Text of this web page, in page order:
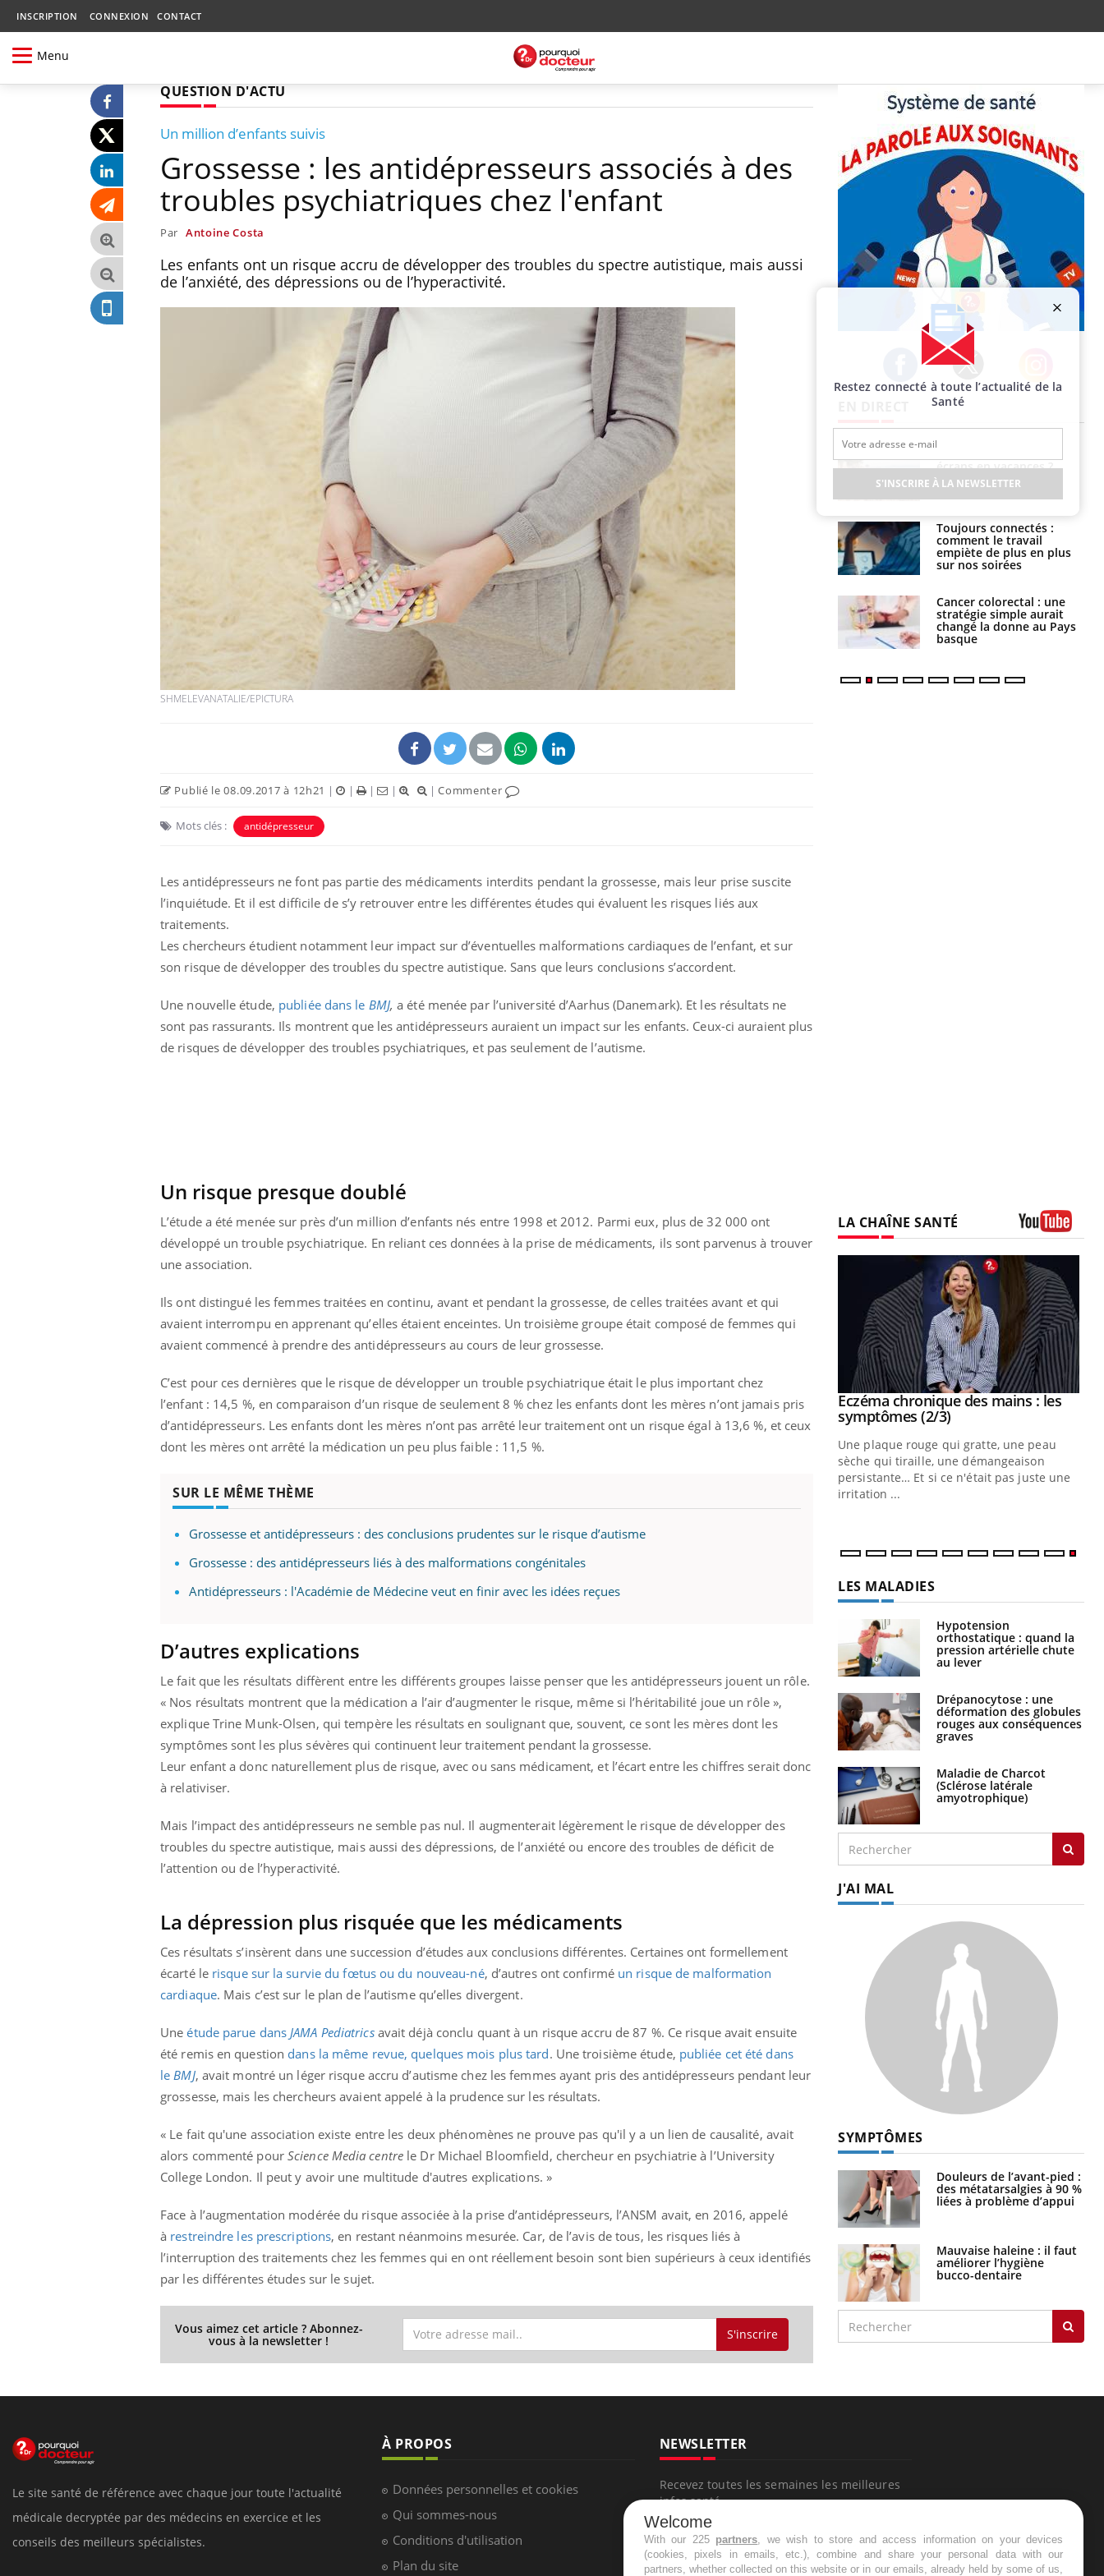
INSCRIPTION CONNEXION CONTACT
Menu
QUESTION D'ACTU
Un million d’enfants suivis
Grossesse : les antidépresseurs associés à des
troubles psychiatriques chez l'enfant
Par Antoine Costa
Les enfants ont un risque accru de développer des troubles du spectre autistique, mais aussi
de l’anxiété, des dépressions ou de l’hyperactivité.
SHMELEVANATALIE/EPICTURA
Publié le 08.09.2017 à 12h21 | | | | |Commenter
Mots clés : antidépresseur
Les antidépresseurs ne font pas partie des médicaments interdits pendant la grossesse, mais leur prise suscite
l’inquiétude. Et il est difficile de s’y retrouver entre les différentes études qui évaluent les risques liés aux
traitements.
Les chercheurs étudient notamment leur impact sur d’éventuelles malformations cardiaques de l’enfant, et sur
son risque de développer des troubles du spectre autistique. Sans que leurs conclusions s’accordent.
Une nouvelle étude, publiée dans le BMJ,a été menée par l’université d’Aarhus (Danemark). Et les résultats ne
sont pas rassurants. Ils montrent que les antidépresseurs auraient un impact sur les enfants. Ceux-ci auraient plus
de risques de développer des troubles psychiatriques, et pas seulement de l’autisme.
Un risque presque doublé
L’étude a été menée sur près d’un million d’enfants nés entre 1998 et 2012. Parmi eux, plus de 32 000 ont
développé un trouble psychiatrique. En reliant ces données à la prise de médicaments, ils sont parvenus à trouver
une association.
Ils ont distingué les femmes traitées en continu, avant et pendant la grossesse, de celles traitées avant et qui
avaient interrompu en apprenant qu’elles étaient enceintes. Un troisième groupe était composé de femmes qui
avaient commencé à prendre des antidépresseurs au cours de leur grossesse.
C’est pour ces dernières que le risque de développer un trouble psychiatrique était le plus important chez
l’enfant : 14,5 %, en comparaison d’un risque de seulement 8 % chez les enfants dont les mères n’ont jamais pris
d’antidépresseurs. Les enfants dont les mères n’ont pas arrêté leur traitement ont un risque égal à 13,6 %, et ceux
dont les mères ont arrêté la médication un peu plus faible : 11,5 %.
SUR LE MÊME THÈME
Grossesse et antidépresseurs : des conclusions prudentes sur le risque d’autisme
Grossesse : des antidépresseurs liés à des malformations congénitales
Antidépresseurs : l'Académie de Médecine veut en finir avec les idées reçues
D’autres explications
Le fait que les résultats diffèrent entre les différents groupes laisse penser que les antidépresseurs jouent un rôle.
« Nos résultats montrent que la médication a l’air d’augmenter le risque, même si l’héritabilité joue un rôle »,
explique Trine Munk-Olsen, qui tempère les résultats en soulignant que, souvent, ce sont les mères dont les
symptômes sont les plus sévères qui continuent leur traitement pendant la grossesse.
Leur enfant a donc naturellement plus de risque, avec ou sans médicament, et l’écart entre les chiffres serait donc
à relativiser.
Mais l’impact des antidépresseurs ne semble pas nul. Il augmenterait légèrement le risque de développer des
troubles du spectre autistique, mais aussi des dépressions, de l’anxiété ou encore des troubles de déficit de
l’attention ou de l’hyperactivité.
La dépression plus risquée que les médicaments
Ces résultats s’insèrent dans une succession d’études aux conclusions différentes. Certaines ont formellement
écarté le risque sur la survie du fœtus ou du nouveau-né, d’autres ont confirmé un risque de malformation
cardiaque. Mais c’est sur le plan de l’autisme qu’elles divergent.
Uneétude parue dans JAMA Pediatricsavait déjà conclu quant à un risque accru de 87 %. Ce risque avait ensuite
été remis en question dans la même revue, quelques mois plus tard. Une troisième étude, publiée cet été dans
le BMJ, avait montré un léger risque accru d’autisme chez les femmes ayant pris des antidépresseurs pendant leur
grossesse, mais les chercheurs avaient appelé à la prudence sur les résultats.
« Le fait qu'une association existe entre les deux phénomènes ne prouve pas qu'il y a un lien de causalité, avait
alors commenté pour Science Media centre le Dr Michael Bloomfield, chercheur en psychiatrie à l’University
College London. Il peut y avoir une multitude d'autres explications. »
Face à l’augmentation modérée du risque associée à la prise d’antidépresseurs, l’ANSM avait, en 2016, appelé
à restreindre les prescriptions, en restant néanmoins mesurée. Car, de l’avis de tous, les risques liés à
l’interruption des traitements chez les femmes qui en ont réellement besoin sont bien supérieurs à ceux identifiés
par les différentes études sur le sujet.
Vous aimez cet article ? Abonnez-
vous à la newsletter ! S'inscrire
Facebook Twitter Instagram
en France
rapport s’interroge sur
son taux élevé en France
Grossesse à risque : ce jus
des chercheurs
écrans en vacances ?
Toujours connectés :
comment le travail
empiète de plus en plus
sur nos soirées
Cancer colorectal : une
stratégie simple aurait
changé la donne au Pays
basque
LA CHAÎNE SANTÉ
COUP DE FOOD sur le diabèteYoutube
Coup de food sur le diabète, c'est votre
nouveau rendez-vous culinaire qui
Youtube
Quand l’entreprise mise sur le bien
être global Youtube
"Les rendez-vous de la santé et de la
Youtube
Eczéma chronique des mains : au
quotidien (3/3) Youtube
Youtube
Eczéma chronique des mains : les
symptômes (2/3)Youtube
Une plaque rouge qui gratte, une peau
sèche qui tiraille, une démangeaison
persistante… Et si ce n'était pas juste une
irritation ...
LES MALADIES
Hypotension
orthostatique : quand la
pression artérielle chute
au lever
Drépanocytose : une
déformation des globules
rouges aux conséquences
graves
Maladie de Charcot
(Sclérose latérale
amyotrophique)
J'AI MAL
SYMPTÔMES
Douleurs de l’avant-pied :
des métatarsalgies à 90 %
liées à problème d’appui
Mauvaise haleine : il faut
améliorer l’hygiène
bucco-dentaire
Restez connecté à toute l’actualité de la
Santé
S'INSCRIRE À LA NEWSLETTER
Le site santé de référence avec chaque jour toute l'actualité
médicale decryptée par des médecins en exercice et les
conseils des meilleurs spécialistes.
À PROPOS
Données personnelles et cookies
Qui sommes-nous
Conditions d'utilisation
Plan du site
NEWSLETTER
Recevez toutes les semaines les meilleures
infos santé
Welcome
With our 225 partners, we wish to store and access information on your devices
(cookies, pixels in emails, etc.), combine and share your personal data with our
partners, whether collected on this website or in our emails, already held by some of us,